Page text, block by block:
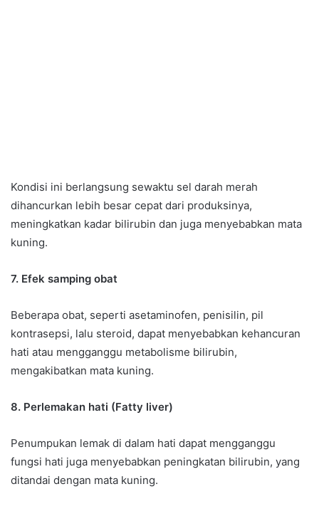
Kondisi ini berlangsung sewaktu sel darah merah
dihancurkan lebih besar cepat dari produksinya,
meningkatkan kadar bilirubin dan juga menyebabkan mata
kuning.
7. Efek samping obat
Beberapa obat, seperti asetaminofen, penisilin, pil
kontrasepsi, lalu steroid, dapat menyebabkan kehancuran
hati atau mengganggu metabolisme bilirubin,
mengakibatkan mata kuning.
8. Perlemakan hati (Fatty liver)
Penumpukan lemak di dalam hati dapat mengganggu
fungsi hati juga menyebabkan peningkatan bilirubin, yang
ditandai dengan mata kuning.